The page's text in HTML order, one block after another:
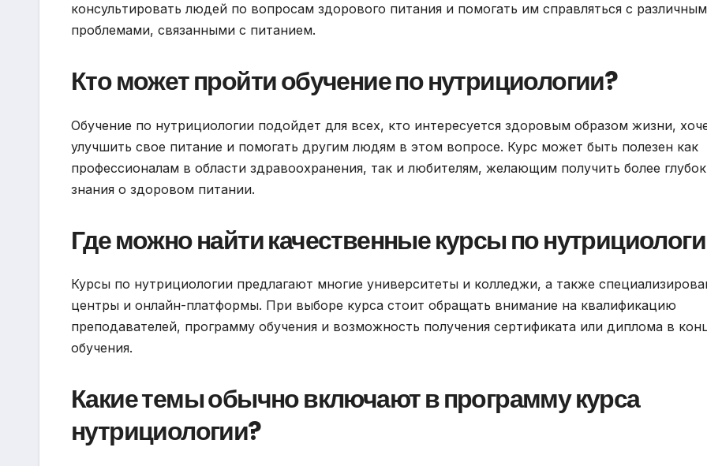
консультировать людей по вопросам здорового питания и помогать им справляться с
проблемами, связанными с питанием.
Кто может пройти обучение по нутрициологии?
Обучение по нутрициологии подойдет для всех, кто интересуется здоровым образом жизни,
улучшить свое питание и помогать другим людям в этом вопросе. Курс может быть полезен как
профессионалам в области здравоохранения, так и любителям, желающим получить более
знания о здоровом питании.
Где можно найти качественные курсы по
Курсы по нутрициологии предлагают многие университеты и колледжи, а также
центры и онлайн-платформы. При выборе курса стоит обращать внимание на квалификацию
преподавателей, программу обучения и возможность получения сертификата или диплома в
обучения.
Какие темы обычно включают в программу курса
нутрициологии?